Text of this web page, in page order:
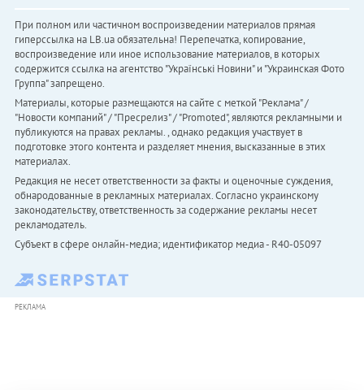
При полном или частичном воспроизведении материалов прямая
гиперссылка на LB.ua обязательна! Перепечатка, копирование,
воспроизведение или иное использование материалов, в которых
содержится ссылка на агентство "Українськi Новини" и "Украинская Фото
Группа" запрещено.
Материалы, которые размещаются на сайте с меткой "Реклама" /
"Новости компаний" / "Пресрелиз" / "Promoted", являются рекламными и
публикуются на правах рекламы. , однако редакция участвует в
подготовке этого контента и разделяет мнения, высказанные в этих
материалах.
Редакция не несет ответственности за факты и оценочные суждения,
обнародованные в рекламных материалах. Согласно украинскому
законодательству, ответственность за содержание рекламы несет
рекламодатель.
Субъект в сфере онлайн-медиа; идентификатор медиа - R40-05097
РЕКЛАМА